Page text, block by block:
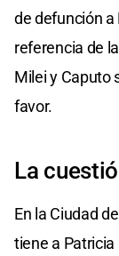
de defunción
referencia de
Milei y Caputo
favor.
La
En la Ciudad
tiene a Patricia